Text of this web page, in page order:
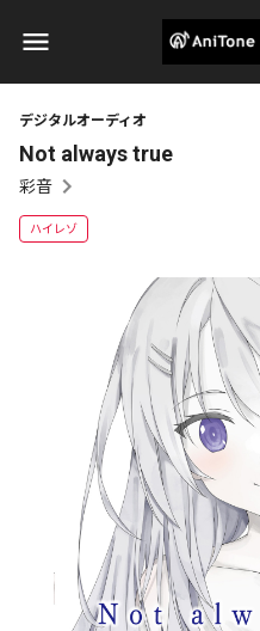
デジタルオーディオ
Not always true
彩音
ハイレゾ